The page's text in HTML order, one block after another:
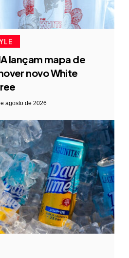
lançam mapa de
novo White
agosto de 2026